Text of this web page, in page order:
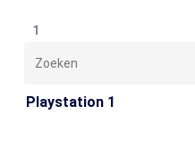
1
Zoeken
Playstation 1